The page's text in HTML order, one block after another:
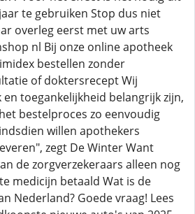
te gebruiken Stop dus niet
overleg eerst met uw arts
nl Bij onze online apotheek
bestellen zonder
of doktersrecept Wij
toegankelijkheid belangrijk zijn,
bestelproces zo eenvoudig
willen apothekers
zegt De Winter Want
de zorgverzekeraars alleen nog
medicijn betaald Wat is de
Nederland? Goede vraag! Lees